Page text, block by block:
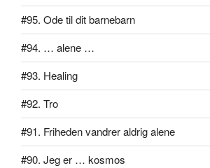
#95. Ode til dit barnebarn
#94. … alene …
#93. Healing
#92. Tro
#91. Friheden vandrer aldrig alene
#90. Jeg er … kosmos